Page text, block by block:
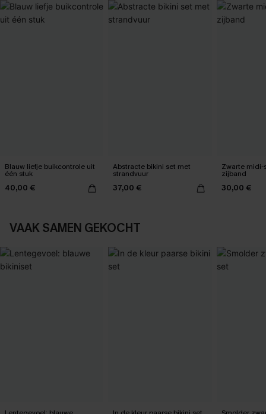
Blauw liefje buikcontrole uit
één stuk
40,00 €
Abstracte bikini set met
strandvuur
37,00 €
Zwarte midi-
zijband
30,00 €
VAAK SAMEN GEKOCHT